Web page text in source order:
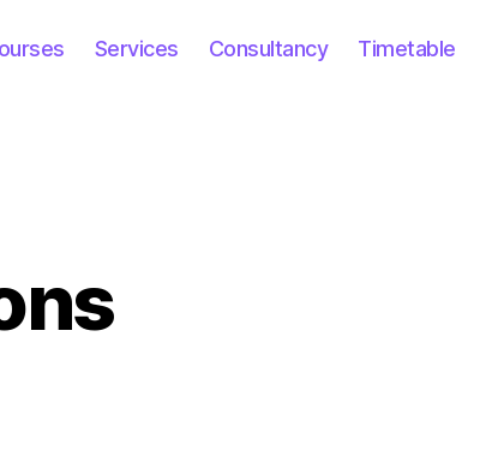
Services Consultancy Timetable